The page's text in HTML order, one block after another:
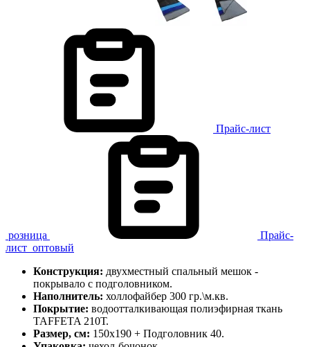
Прайс-лист
розница
Прайс-
лист оптовый
Конструкция: двухместный спальный мешок -
покрывало с подголовником.
Наполнитель: холлофайбер 300 гр.\м.кв.
Покрытие: водоотталкивающая полиэфирная ткань
TAFFETA 210Т.
Размер, см: 150х190 + Подголовник 40.